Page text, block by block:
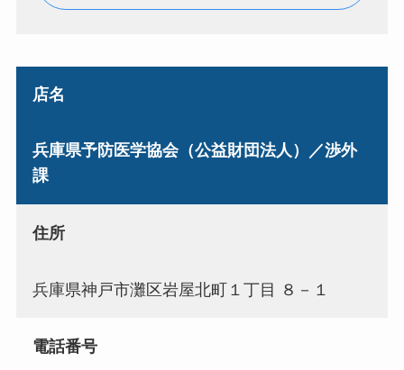
店名
兵庫県予防医学協会（公益財団法人）／渉外
課
住所
兵庫県神戸市灘区岩屋北町１丁目 ８－１
電話番号